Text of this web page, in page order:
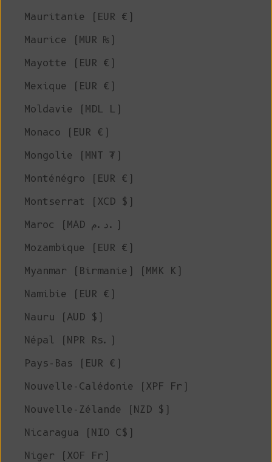
Mauritanie (EUR €)
Maurice (MUR ₨)
Mayotte (EUR €)
Mexique (EUR €)
Moldavie (MDL L)
Monaco (EUR €)
Mongolie (MNT ₮)
Monténégro (EUR €)
Montserrat (XCD $)
Maroc (MAD د.م.)
Mozambique (EUR €)
Myanmar (Birmanie) (MMK K)
Namibie (EUR €)
Nauru (AUD $)
Népal (NPR Rs.)
Pays-Bas (EUR €)
Nouvelle-Calédonie (XPF Fr)
Nouvelle-Zélande (NZD $)
Nicaragua (NIO C$)
Niger (XOF Fr)